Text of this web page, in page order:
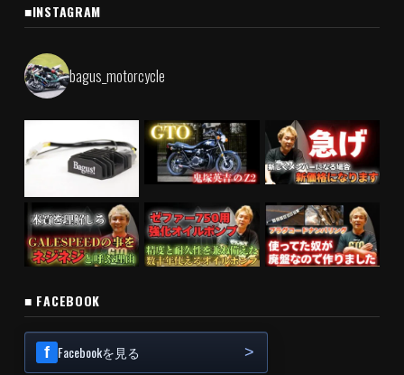
■INSTAGRAM
bagus_motorcycle
■ FACEBOOK
Facebookを見る